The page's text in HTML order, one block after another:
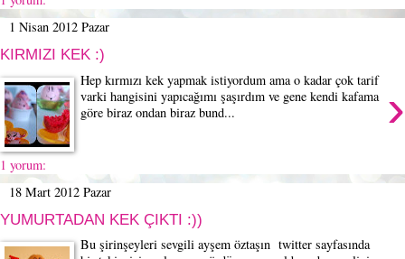
1 Nisan 2012 Pazar
KIRMIZI KEK :)
›
Hep kırmızı kek yapmak istiyordum ama o kadar çok tarif
varki hangisini yapıcağımı şaşırdım ve gene kendi kafama
göre biraz ondan biraz bund...
1 yorum:
18 Mart 2012 Pazar
YUMURTADAN KEK ÇIKTI :))
Bu şirinşeyleri sevgili ayşem öztaşın twitter sayfasında